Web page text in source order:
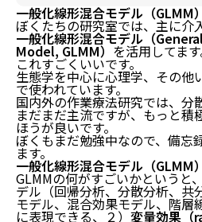
一般化線形混合モデル（GLMM
ぼくたちの研究室では、主に介
一般化線形混合モデル（
Model, GLMM） を活用してます
これすごくいいです。
生態学を中心に心理学、その他
で使われています。
国内外の作業療法研究では、分
まだまだ主流ですが、もっと積
ほうが良いです。
ぼくもまだ勉強中なので、備忘
ます。
一般化線形混合モデル（GLMM
GLMMの何がすごいかというと
デル（回帰分析、分散分析、共
モデル、混合効果モデル、階層
に表現できる、２）変量効果（